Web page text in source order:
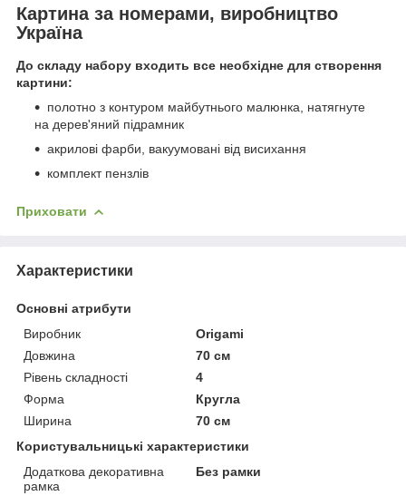
Картина за номерами, виробництво
Україна
До складу набору входить все необхідне для створення
картини:
полотно з контуром майбутнього малюнка, натягнуте
на дерев'яний підрамник
акрилові фарби, вакуумовані від висихання
комплект пензлів
Приховати
Характеристики
Основні атрибути
Виробник
Origami
Довжина
70 см
Рівень складності
4
Форма
Кругла
Ширина
70 см
Користувальницькі характеристики
Додаткова декоративна
рамка
Без рамки